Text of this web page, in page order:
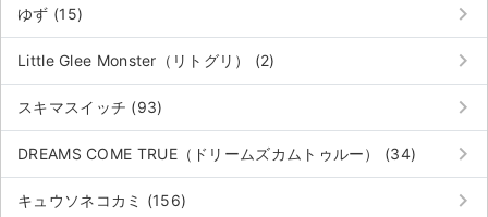
ゆず (15) keyboard_arrow_right
Little Glee Monster（リトグリ） (2) keyboard_arrow_right
スキマスイッチ (93) keyboard_arrow_right
DREAMS COME TRUE（ドリームズカムトゥルー） (34) keyboard_arrow_right
キュウソネコカミ (156) keyboard_arrow_right